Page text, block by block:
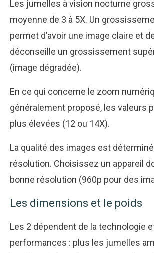
Les jumelles à vision nocturne
moyenne de 3 à 5X. Un
permet d’avoir une image claire et
déconseille un grossissement
(image dégradée).
En ce qui concerne le zoom
généralement proposé, les valeurs
plus élevées (12 ou 14X).
La qualité des images est
résolution. Choisissez un appareil
bonne résolution (960p pour des
Les dimensions et le poids
Les 2 dépendent de la technologie
performances : plus les jumelles